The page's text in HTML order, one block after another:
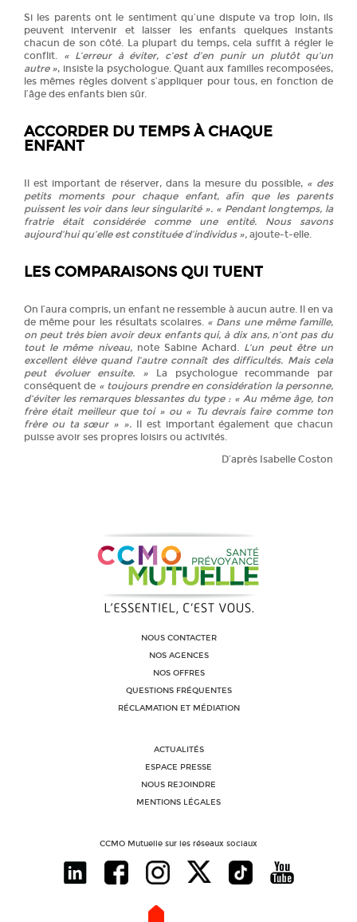
Si les parents ont le sentiment qu’une dispute va trop loin, ils
peuvent intervenir et laisser les enfants quelques instants
chacun de son côté. La plupart du temps, cela suffit à régler le
conflit.
« L’erreur à éviter, c’est d’en punir un plutôt qu’un
autre », insiste la psychologue. Quant aux familles recomposées,
les mêmes règles doivent s’appliquer pour tous, en fonction de
l’âge des enfants bien sûr.
ACCORDER DU TEMPS À CHAQUE
ENFANT
Il est important de réserver, dans la mesure du possible, « des
petits moments pour chaque enfant, afin que les parents
puissent les voir dans leur singularité ». « Pendant longtemps, la
fratrie était considérée comme une entité. Nous savons
aujourd’hui qu’elle est constituée d’individus », ajoute-t-elle.
LES COMPARAISONS QUI TUENT
On l’aura compris, un enfant ne ressemble à aucun autre. Il en va
de même pour les résultats scolaires. « Dans une même famille,
on peut très bien avoir deux enfants qui, à dix ans, n’ont pas du
tout le même niveau,note Sabine Achard. L’un peut être un
excellent élève quand l’autre connaît des difficultés. Mais cela
peut évoluer ensuite. » La psychologue recommande par
conséquent de « toujours prendre en considération la personne,
d’éviter les remarques blessantes du type : « Au même âge, ton
frère était meilleur que toi » ou « Tu devrais faire comme ton
frère ou ta sœur » ». Il est important également que chacun
puisse avoir ses propres loisirs ou activités.
D’après Isabelle Coston
NOUS CONTACTER
NOS AGENCES
NOS OFFRES
QUESTIONS FRÉQUENTES
RÉCLAMATION ET MÉDIATION
ACTUALITÉS
ESPACE PRESSE
NOUS REJOINDRE
MENTIONS LÉGALES
CCMO Mutuelle sur les réseaux sociaux